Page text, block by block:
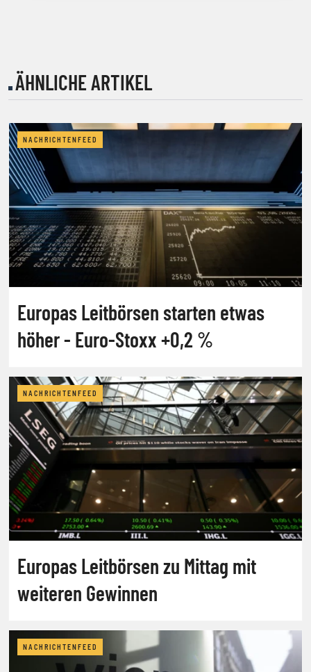
ÄHNLICHE ARTIKEL
NACHRICHTENFEED
Europas Leitbörsen starten etwas
höher - Euro-Stoxx +0,2 %
NACHRICHTENFEED
Europas Leitbörsen zu Mittag mit
weiteren Gewinnen
NACHRICHTENFEED